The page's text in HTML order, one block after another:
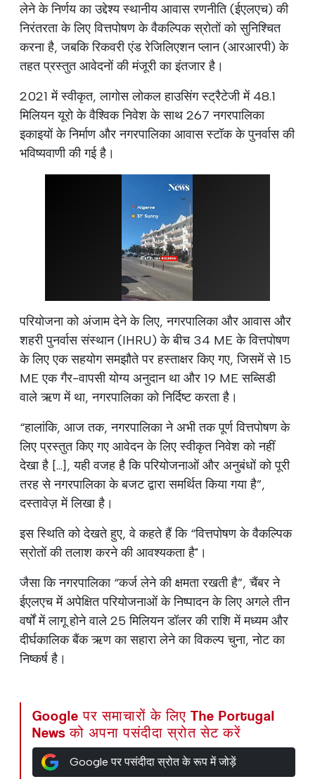
लेने के निर्णय का उद्देश्य स्थानीय आवास रणनीति (ईएलएच) की
निरंतरता के लिए वित्तपोषण के वैकल्पिक स्रोतों को सुनिश्चित
करना है, जबकि रिकवरी एंड रेजिलिएशन प्लान (आरआरपी) के
तहत प्रस्तुत आवेदनों की मंजूरी का इंतजार है।
2021 में स्वीकृत, लागोस लोकल हाउसिंग स्ट्रैटेजी में 48.1
मिलियन यूरो के वैश्विक निवेश के साथ 267 नगरपालिका
इकाइयों के निर्माण और नगरपालिका आवास स्टॉक के पुनर्वास की
भविष्यवाणी की गई है।
परियोजना को अंजाम देने के लिए, नगरपालिका और आवास और
शहरी पुनर्वास संस्थान (IHRU) के बीच 34 ME के वित्तपोषण
के लिए एक सहयोग समझौते पर हस्ताक्षर किए गए, जिसमें से 15
ME एक गैर-वापसी योग्य अनुदान था और 19 ME सब्सिडी
वाले ऋण में था, नगरपालिका को निर्दिष्ट करता है।
“हालांकि, आज तक, नगरपालिका ने अभी तक पूर्ण वित्तपोषण के
लिए प्रस्तुत किए गए आवेदन के लिए स्वीकृत निवेश को नहीं
देखा है [...], यही वजह है कि परियोजनाओं और अनुबंधों को पूरी
तरह से नगरपालिका के बजट द्वारा समर्थित किया गया है”,
दस्तावेज़ में लिखा है।
इस स्थिति को देखते हुए, वे कहते हैं कि “वित्तपोषण के वैकल्पिक
स्रोतों की तलाश करने की आवश्यकता है"।
जैसा कि नगरपालिका “कर्ज लेने की क्षमता रखती है”, चैंबर ने
ईएलएच में अपेक्षित परियोजनाओं के निष्पादन के लिए अगले तीन
वर्षों में लागू होने वाले 25 मिलियन डॉलर की राशि में मध्यम और
दीर्घकालिक बैंक ऋण का सहारा लेने का विकल्प चुना, नोट का
निष्कर्ष है।
Google पर समाचारों के लिए The Portugal
News को अपना पसंदीदा स्रोत सेट करें
Google पर पसंदीदा स्रोत के रूप में जोड़ें